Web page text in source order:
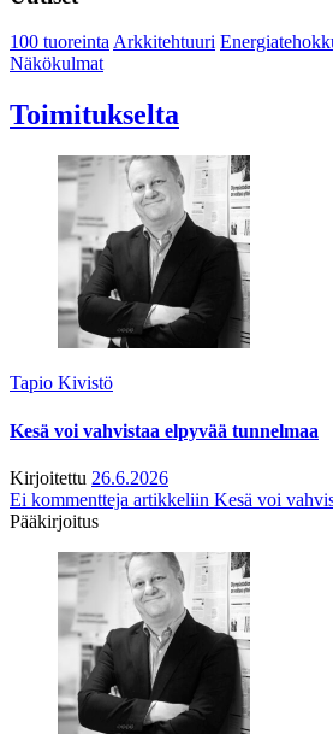
100 tuoreintaArkkitehtuuri
Näkökulmat
Toimitukselta
Tapio Kivistö
Kesä voi vahvistaa elpyvää tunnelmaa
Kirjoitettu 26.6.2026
Ei kommentteja artikkeliin Kesä voi
Pääkirjoitus